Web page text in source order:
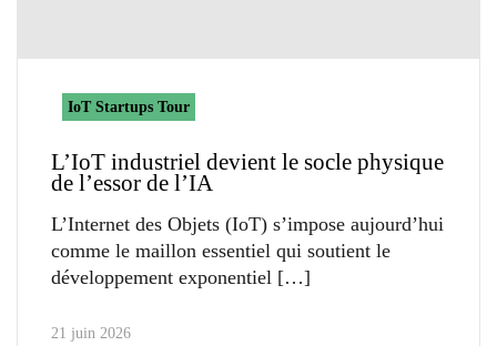
IoT Startups Tour
L’IoT industriel devient le socle physique
de l’essor de l’IA
L’Internet des Objets (IoT) s’impose aujourd’hui
comme le maillon essentiel qui soutient le
développement exponentiel
21 juin 2026